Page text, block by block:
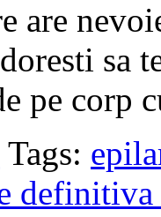
are
sa
pe corp
Tags:
definitiva